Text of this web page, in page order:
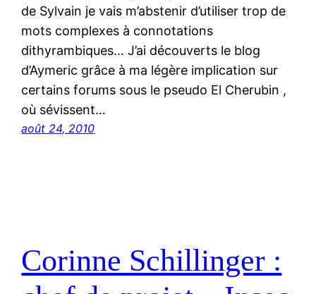
de Sylvain je vais m’abstenir d’utiliser trop de
mots complexes à connotations
dithyrambiques… J’ai découverts le blog
d’Aymeric grâce à ma légère implication sur
certains forums sous le pseudo El Cherubin ,
où sévissent…
août 24, 2010
Corinne Schillinger :